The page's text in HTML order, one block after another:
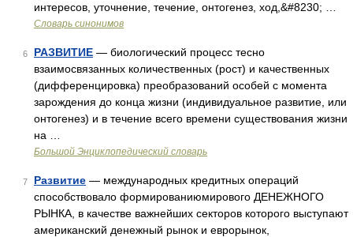
интересов, уточнение, течение, онтогенез, ход,&#8230; …
Словарь синонимов
6 РАЗВИТИЕ — биологический процесс тесно
взаимосвязанных количественных (рост) и качественных
(дифференцировка) преобразований особей с момента
зарождения до конца жизни (индивидуальное развитие, или
онтогенез) и в течение всего времени существования жизни
на …
Большой Энциклопедический словарь
7 Развитие — международных кредитных операций
способствовало формированиюмирового ДЕНЕЖНОГО
РЫНКА, в качестве важнейших секторов которого выступают
американский денежный рынок и еврорынок,